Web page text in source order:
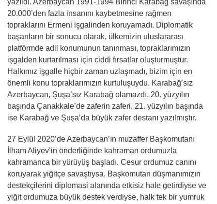
yazıldı. Azerbaycan 1991-1994 Birinci Karabağ savaşında
20.000’den fazla insanını kaybetmesine rağmen
topraklarını Ermeni işgalinden koruyamadı. Diplomatik
başarıların bir sonucu olarak, ülkemizin uluslararası
platförmde adil konumunun tanınması, topraklarımızın
işgalden kurtarılması için ciddi fırsatlar oluşturmuştur.
Halkımız işgalle hiçbir zaman uzlaşmadı, bizim için en
önemli konu topraklarımızın kurtuluşuydu. Karabağ’sız
Azerbaycan, Şuşa’sız Karabağ olamazdı. 20. yüzyılın
başında Çanakkale’de zaferin zaferi, 21. yüzyılın başında
ise Karabağ ve Şuşa’da büyük zafer destanı yazılmıştır.
27 Eylül 2020’de Azerbaycan’ın muzaffer Başkomutanı
İlham Aliyev’in önderliğinde kahraman ordumuzla
kahramanca bir yürüyüş başladı. Cesur ordumuz canını
koruyarak yiğitçe savaştıysa, Başkomutan düşmanımızın
destekçilerini diplomasi alanında etkisiz hale getirdiyse ve
yiğit ordumuza büyük destek verdiyse, halk tek bir yumruk